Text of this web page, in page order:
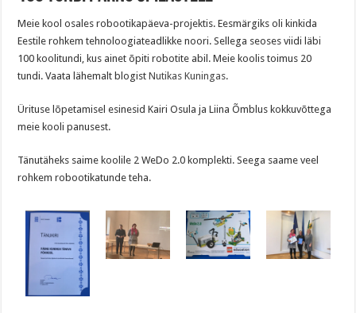
Meie kool osales robootikapäeva-projektis. Eesmärgiks oli kinkida
Eestile rohkem tehnoloogiateadlikke noori. Sellega seoses viidi läbi
100 koolitundi, kus ainet õpiti robotite abil. Meie koolis toimus 20
tundi. Vaata lähemalt blogistNutikas Kuningas.
Ürituse lõpetamisel esinesid Kairi Osula ja Liina Õmblus kokkuvõttega
meie kooli panusest.
Tänutäheks saime koolile 2 WeDo 2.0 komplekti. Seega saame veel
rohkem robootikatunde teha.